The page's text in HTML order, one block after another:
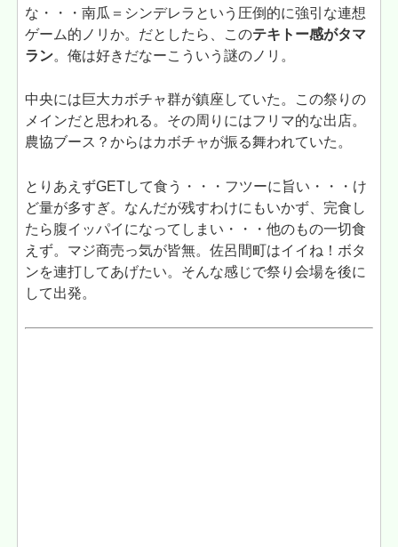
な・・・南瓜＝シンデレラという圧倒的に強引な連想
ゲーム的ノリか。だとしたら、このテキトー感がタマ
ラン。俺は好きだなーこういう謎のノリ。
中央には巨大カボチャ群が鎮座していた。この祭りの
メインだと思われる。その周りにはフリマ的な出店。
農協ブース？からはカボチャが振る舞われていた。
とりあえずGETして食う・・・フツーに旨い・・・け
ど量が多すぎ。なんだが残すわけにもいかず、完食し
たら腹イッパイになってしまい・・・他のもの一切食
えず。マジ商売っ気が皆無。佐呂間町はイイね！ボタ
ンを連打してあげたい。そんな感じで祭り会場を後に
して出発。